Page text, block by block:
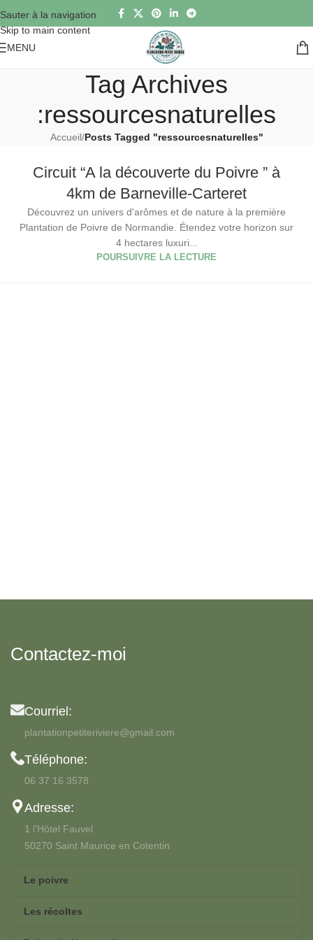
Sauter à la navigation
Skip to main content
MENU
Tag Archives
:ressourcesnaturelles
Accueil/Posts Tagged "ressourcesnaturelles"
Circuit “A la découverte du Poivre ” à
4km de Barneville-Carteret
Découvrez un univers d'arômes et de nature à la première
Plantation de Poivre de Normandie. Étendez votre horizon sur
4 hectares luxuri...
POURSUIVRE LA LECTURE
Contactez-moi
Courriel:
plantationpetiteriviere@gmail.com
Téléphone:
06 37 16 3578
Adresse:
1 l’Hôtel Fauvel
50270 Saint Maurice en Cotentin
Le poivre
Les récoltes